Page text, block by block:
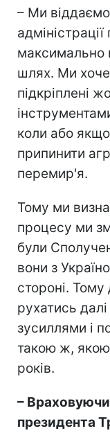
– Ми
максимально
шлях. Ми
підкріплені
коли або
припинити
перемир'я.
Тому ми
процесу ми
були
вони з
стороні.
рухатись
зусиллями і
такою ж, якою
років.
– Враховуючи
президента